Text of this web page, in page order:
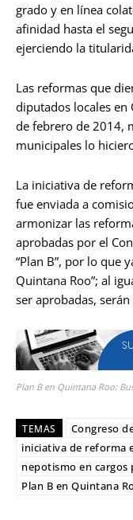
grado y en línea
afinidad hasta el
ejerciendo la
Las reformas que
diputados locales en
de febrero de 2014,
municipales lo
La iniciativa de
fue enviada a
armonizar las
aprobadas por el
“Plan B”, por lo que
Quintana Roo”; al
ser aprobadas,
Plan B en Quintana Roo:
TEMAS Congreso
iniciativa de reforma
nepotismo en cargos
Plan B en Quintana